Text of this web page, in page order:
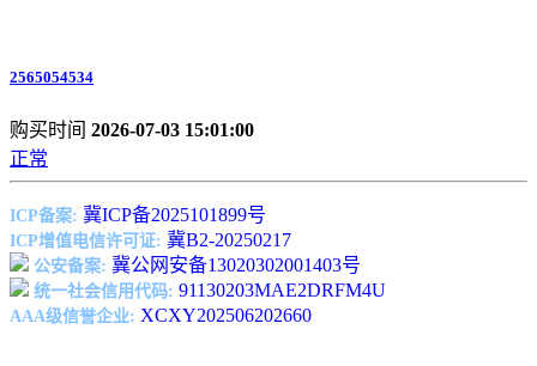
2565054534
购买时间 2026-07-03 15:01:00
正常
ICP备案: 冀ICP备2025101899号
ICP增值电信许可证: 冀B2-20250217
公安备案: 冀公网安备13020302001403号
统一社会信用代码: 91130203MAE2DRFM4U
AAA级信誉企业: XCXY202506202660